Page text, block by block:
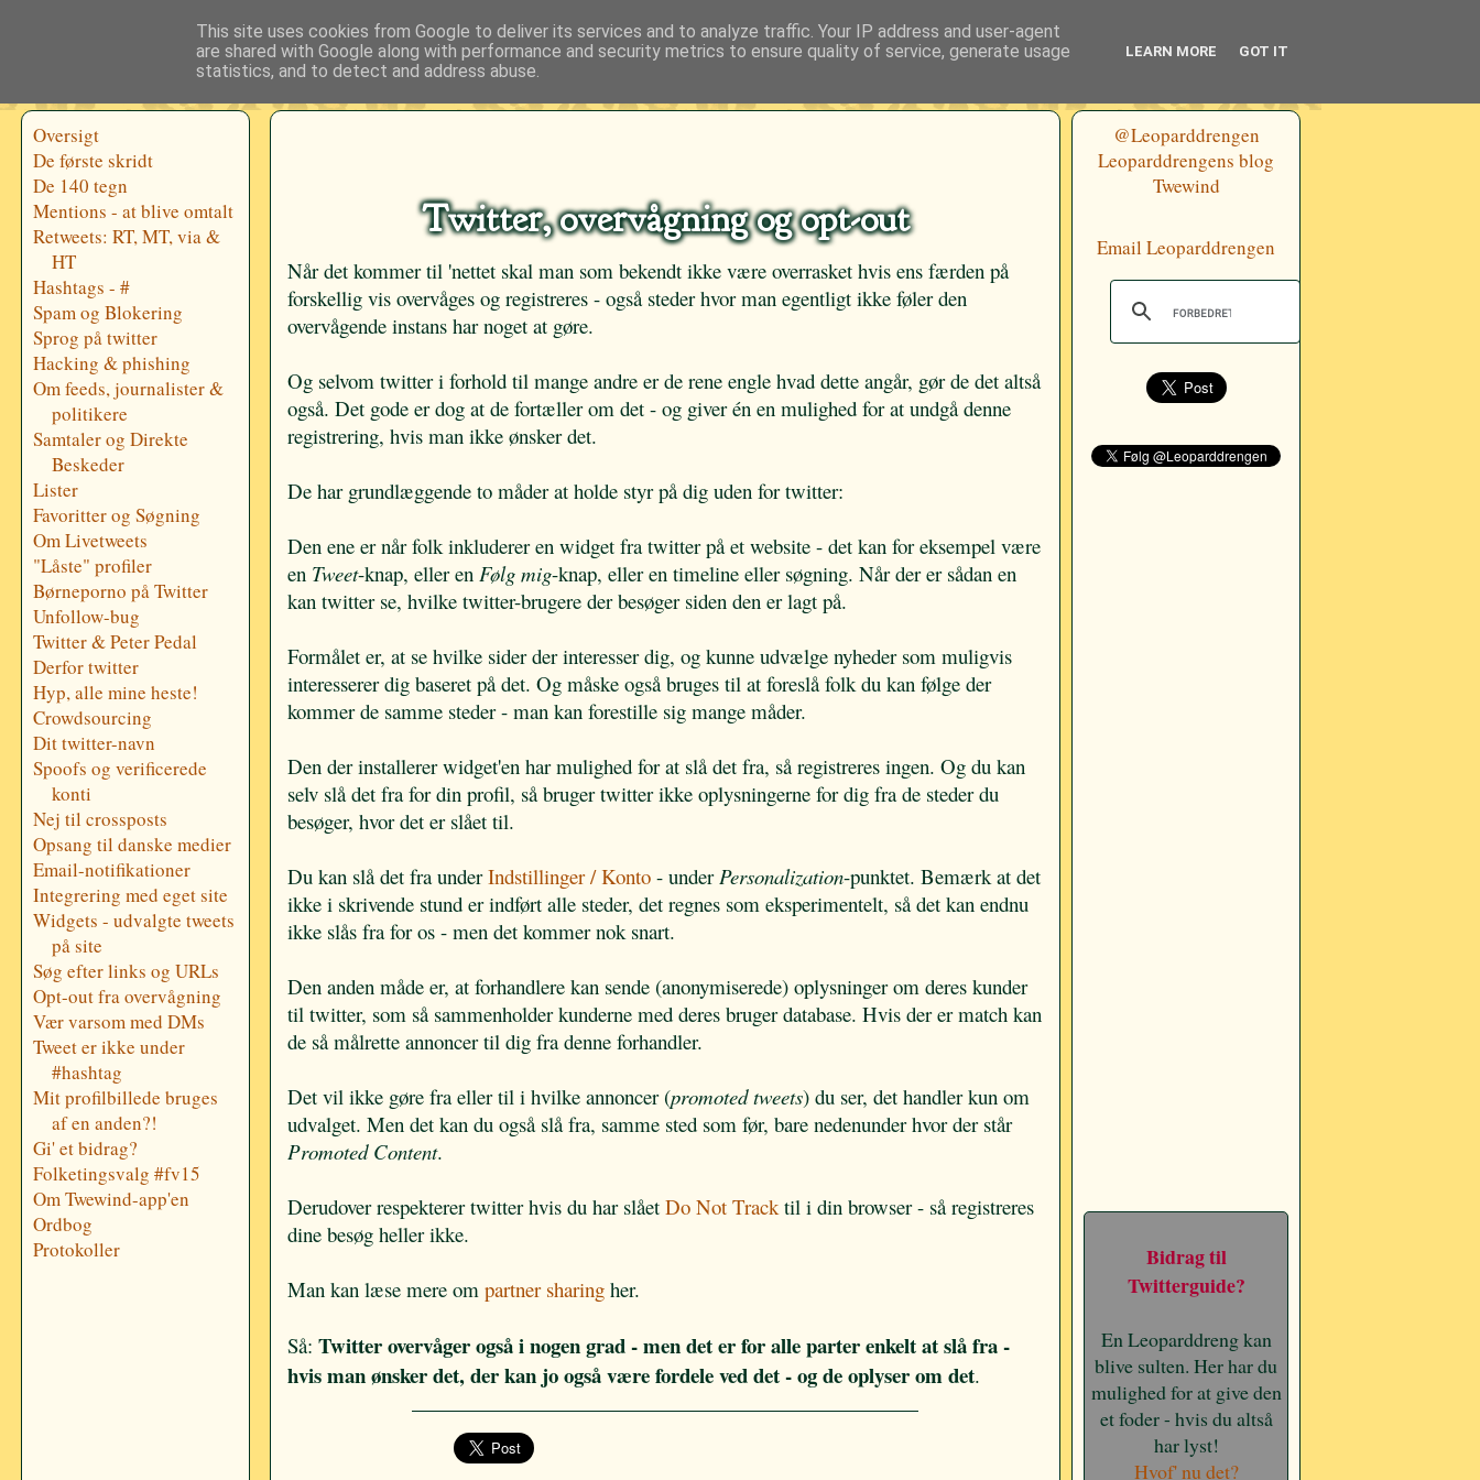
@Leoparddrengen
Leoparddrengens blog
Twewind
Email Leoparddrengen
Bidrag til
Twitterguide?
En Leoparddreng kan
blive sulten. Her har du
mulighed for at give den
et foder - hvis du altså
har lyst!
Hvof' nu det?
Twitter, overvågning og opt-out
Når det kommer til 'nettet skal man som bekendt ikke være overrasket hvis ens færden på
forskellig vis overvåges og registreres - også steder hvor man egentligt ikke føler den
overvågende instans har noget at gøre.
Og selvom twitter i forhold til mange andre er de rene engle hvad dette angår, gør de det altså
også. Det gode er dog at de fortæller om det - og giver én en mulighed for at undgå denne
registrering, hvis man ikke ønsker det.
De har grundlæggende to måder at holde styr på dig uden for twitter:
Den ene er når folk inkluderer en widget fra twitter på et website - det kan for eksempel være
en Tweet-knap, eller enFølg mig-knap, eller en timeline eller søgning. Når der er sådan en
kan twitter se, hvilke twitter-brugere der besøger siden den er lagt på.
Formålet er, at se hvilke sider der interesser dig, og kunne udvælge nyheder som muligvis
interesserer dig baseret på det. Og måske også bruges til at foreslå folk du kan følge der
kommer de samme steder - man kan forestille sig mange måder.
Den der installerer widget'en har mulighed for at slå det fra, så registreres ingen. Og du kan
selv slå det fra for din profil, så bruger twitter ikke oplysningerne for dig fra de steder du
besøger, hvor det er slået til.
Du kan slå det fra underIndstillinger / Konto - underPersonalization-punktet. Bemærk at det
ikke i skrivende stund er indført alle steder, det regnes som eksperimentelt, så det kan endnu
ikke slås fra for os - men det kommer nok snart.
Den anden måde er, at forhandlere kan sende (anonymiserede) oplysninger om deres kunder
til twitter, som så sammenholder kunderne med deres bruger database. Hvis der er match kan
de så målrette annoncer til dig fra denne forhandler.
Det vil ikke gøre fra eller til i hvilke annoncer (promoted tweets) du ser, det handler kun om
udvalget. Men det kan du også slå fra, samme sted som før, bare nedenunder hvor der står
Promoted Content.
Derudover respekterer twitter hvis du har slåetDo Not Tracktil i din browser - så registreres
dine besøg heller ikke.
Man kan læse mere ompartner sharing her.
Så:Twitter overvåger også i nogen grad - men det er for alle parter enkelt at slå fra -
hvis man ønsker det, der kan jo også være fordele ved det - og de oplyser om det.
Oversigt
De første skridt
De 140 tegn
Mentions - at blive omtalt
Retweets: RT, MT, via &
HT
Hashtags - #
Spam og Blokering
Sprog på twitter
Hacking & phishing
Om feeds, journalister &
politikere
Samtaler og Direkte
Beskeder
Lister
Favoritter og Søgning
Om Livetweets
"Låste" profiler
Børneporno på Twitter
Unfollow-bug
Twitter & Peter Pedal
Derfor twitter
Hyp, alle mine heste!
Crowdsourcing
Dit twitter-navn
Spoofs og verificerede
konti
Nej til crossposts
Opsang til danske medier
Email-notifikationer
Integrering med eget site
Widgets - udvalgte tweets
på site
Søg efter links og URLs
Opt-out fra overvågning
Vær varsom med DMs
Tweet er ikke under
#hashtag
Mit profilbillede bruges
af en anden?!
Gi' et bidrag?
Folketingsvalg #fv15
Om Twewind-app'en
Ordbog
Protokoller
This site uses cookies from Google to deliver its services and to analyze traffic. Your IP address and user-agent
are shared with Google along with performance and security metrics to ensure quality of service, generate usage
statistics, and to detect and address abuse.
LEARN MORE GOT IT